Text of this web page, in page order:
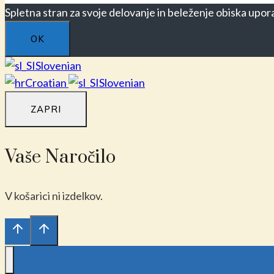
Spletna stran za svoje delovanje in beleženje obiska
OK
Slovenian
Croatian
Slovenian
ZAPRI
Vaše Naročilo
V košarici ni izdelkov.